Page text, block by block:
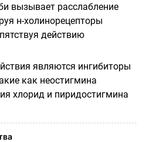
вызывает расслабление
н-холинорецепторы
действию
являются ингибиторы
как неостигмина
хлорид и пиридостигмина